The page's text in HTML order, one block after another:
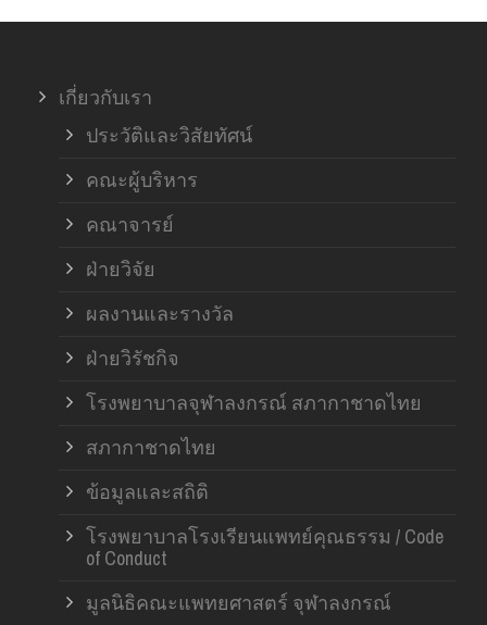
เกี่ยวกับเรา
ประวัติและวิสัยทัศน์
คณะผู้บริหาร
คณาจารย์
ฝ่ายวิจัย
ผลงานและรางวัล
ฝ่ายวิรัชกิจ
โรงพยาบาลจุฬาลงกรณ์ สภากาชาดไทย
สภากาชาดไทย
ข้อมูลและสถิติ
โรงพยาบาลโรงเรียนแพทย์คุณธรรม / Code
of Conduct
มูลนิธิคณะแพทยศาสตร์ จุฬาลงกรณ์